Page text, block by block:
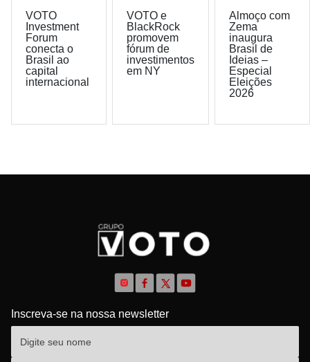
VOTO
Investment
Forum
conecta o
Brasil ao
capital
internacional
VOTO e
BlackRock
promovem
fórum de
investimentos
em NY
Almoço com
Zema
inaugura
Brasil de
Ideias –
Especial
Eleições
2026
Inscreva-se na nossa newsletter